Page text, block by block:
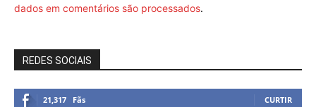
dados em comentários são processados.
REDES SOCIAIS
21,317 Fãs CURTIR